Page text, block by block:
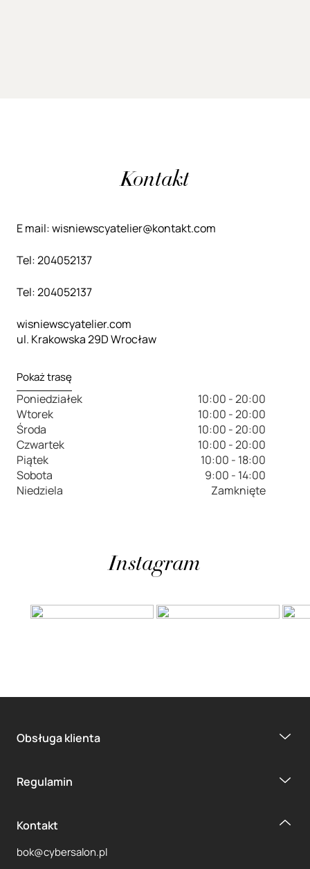
Kontakt
E mail: wisniewscyatelier@kontakt.com
Tel: 204052137
Tel: 204052137
wisniewscyatelier.com
ul. Krakowska 29D Wrocław
Pokaż trasę
Poniedziałek
10:00 - 20:00
Wtorek
10:00 - 20:00
Środa
10:00 - 20:00
Czwartek
10:00 - 20:00
Piątek
10:00 - 18:00
Sobota
9:00 - 14:00
Niedziela
Zamknięte
Instagram
Obsługa klienta
Regulamin
Kontakt
bok@cybersalon.pl